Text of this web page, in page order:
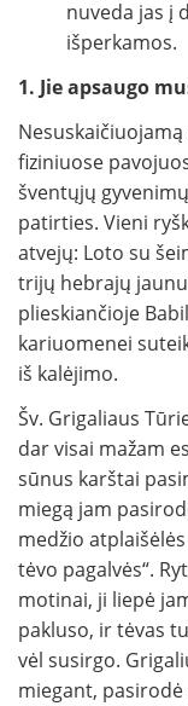
nuveda jas į
išperkamos.
1. Jie apsaugo
fiziniuose
šventųjų
patirties. Vieni
atvejų: Loto su
trijų hebrajų
plieskiančioje
kariuomenei
iš kalėjimo.
Šv. Grigaliaus
dar visai mažam
sūnus karštai
miegą jam
medžio
tėvo pagalvės“.
motinai, ji liepė
pakluso, ir tėvas
vėl susirgo.
miegant,